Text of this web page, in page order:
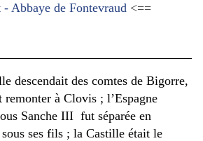
- Abbaye de Fontevraud <==
descendait des comtes de Bigorre,
à Clovis ; l’Espagne
Sanche III fut séparée en
ses fils ; la Castille était le